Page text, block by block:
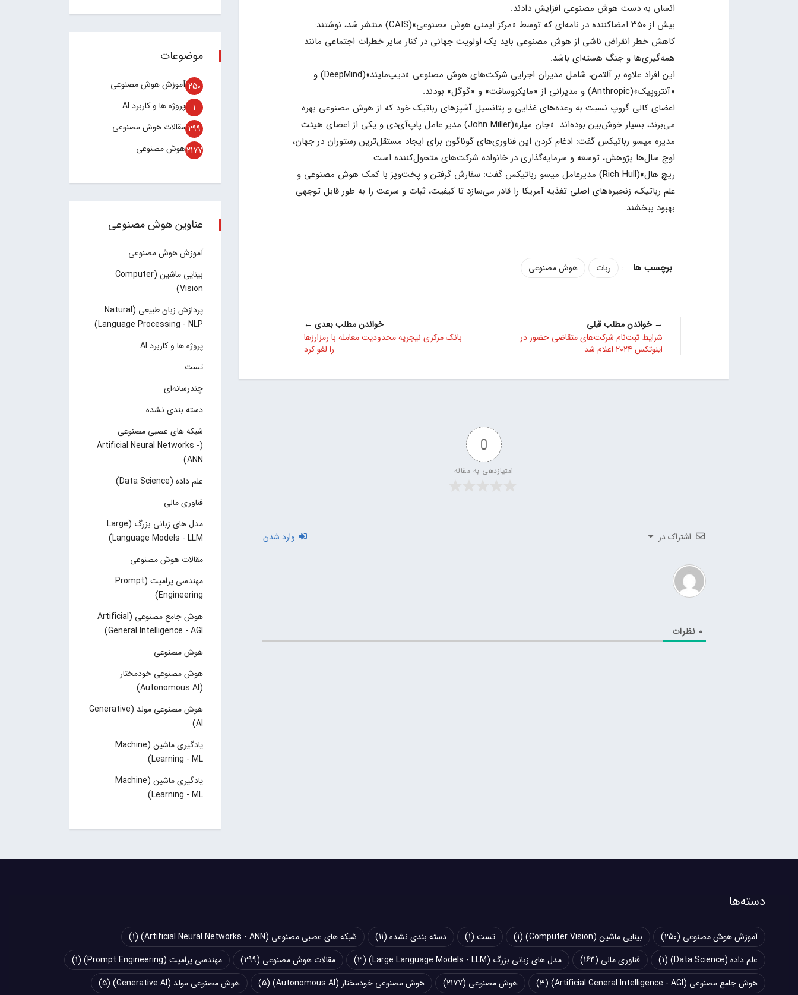
انسان به دست هوش مصنوعی افزایش دادند.
بیش از ۳۵۰ امضاکننده در نامه‌ای که توسط «مرکز ایمنی هوش مصنوعی»(CAIS) منتشر شد، نوشتند:
کاهش خطر انقراض ناشی از هوش مصنوعی باید یک اولویت جهانی در کنار سایر خطرات اجتماعی مانند
همه‌گیری‌ها و جنگ هسته‌ای باشد.
این افراد علاوه بر آلتمن، شامل مدیران اجرایی شرکت‌های هوش مصنوعی «دیپ‌مایند»(DeepMind) و
«آنتروپیک»(Anthropic) و مدیرانی از «مایکروسافت» و «گوگل» بودند.
اعضای کالی گروپ نسبت به وعده‌های غذایی و پتانسیل آشپزهای رباتیک خود که از هوش مصنوعی بهره
می‌برند، بسیار خوش‌بین بوده‌اند. «جان میلر»(John Miller) مدیر عامل پاپ‌آی‌دی و یکی از اعضای هیئت
مدیره میسو رباتیکس گفت: ادغام کردن این فناوری‌های گوناگون برای ایجاد مستقل‌ترین رستوران در جهان،
اوج سال‌ها پژوهش، توسعه و سرمایه‌گذاری در خانواده شرکت‌های متحول‌کننده است.
ریچ هال»(Rich Hull) مدیرعامل میسو رباتیکس گفت: سفارش‌ گرفتن و پخت‌وپز با کمک هوش مصنوعی و
علم رباتیک، زنجیره‌های اصلی تغذیه آمریکا را قادر می‌سازد تا کیفیت، ثبات و سرعت را به طور قابل ‌توجهی
بهبود ببخشند.
: ربات هوش مصنوعی
→ خواندن مطلب قبلی
شرایط ثبت‌نام شرکت‌های متقاضی حضور در
اینوتکس ۲۰۲۴ اعلام شد
خواندن مطلب بعدی ←
بانک مرکزی نیجریه محدودیت معامله با رمزارزها
را لغو کرد
0
امتیازدهی به مقاله
اشتراک در وارد شدن
0 نظرات
موضوعات
آموزش هوش مصنوعی 250
پروژه ها و کاربرد AI 1
مقالات هوش مصنوعی 299
هوش مصنوعی2177
عناوین هوش مصنوعی
آموزش هوش مصنوعی
بینایی ماشین (Computer
Vision)
پردازش زبان طبیعی (Natural
Language Processing - NLP)
پروژه ها و کاربرد AI
تست
چند‌‌رسانه‌ای
دسته بندی نشده
شبکه های عصبی مصنوعی
(Artificial Neural Networks -
ANN)
علم داده (Data Science)
فناوری مالی
مدل های زبانی بزرگ (Large
Language Models - LLM)
مقالات هوش مصنوعی
مهندسی پرامپت (Prompt
Engineering)
هوش جامع مصنوعی (Artificial
General Intelligence - AGI)
هوش مصنوعی
هوش مصنوعی خودمختار
(Autonomous AI)
هوش مصنوعی مولد (Generative
AI)
یادگیری ماشین (Machine
Learning - ML)
یادگیری ماشین (Machine
Learning - ML)
دسته‌ها
آموزش هوش مصنوعی (250) بینایی ماشین (Computer Vision) (1) تست (1) دسته بندی نشده (11) شبکه های عصبی مصنوعی (Artificial Neural Networks - ANN)
(1)
علم داده (Data Science)
(1) فناوری مالی (164) مدل های زبانی بزرگ (Large Language Models - LLM) (3) مقالات هوش مصنوعی (299) مهندسی پرامپت (Prompt Engineering)
(1)
هوش جامع مصنوعی (Artificial General Intelligence - AGI)
(3) هوش مصنوعی (2177) هوش مصنوعی خودمختار (Autonomous AI) (5) هوش مصنوعی مولد (Generative AI) (5)